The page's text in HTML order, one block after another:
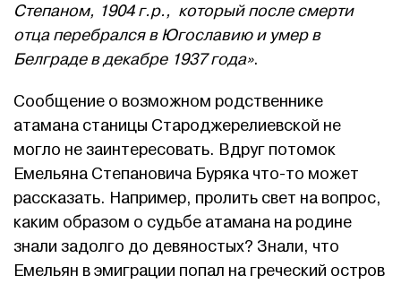
Степаном, 1904 г.р., который после смерти
отца перебрался в Югославию и умер в
Белграде в декабре 1937 года».
Сообщение о возможном родственнике
атамана станицы Староджерелиевской не
могло не заинтересовать. Вдруг потомок
Емельяна Степановича Буряка что-то может
рассказать. Например, пролить свет на вопрос,
каким образом о судьбе атамана на родине
знали задолго до девяностых? Знали, что
Емельян в эмиграции попал на греческий остров